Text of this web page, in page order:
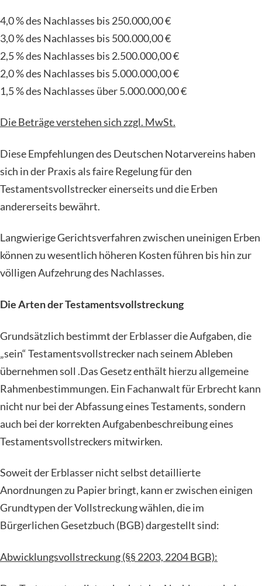
4,0 % des Nachlasses bis 250.000,00 €
3,0 % des Nachlasses bis 500.000,00 €
2,5 % des Nachlasses bis 2.500.000,00 €
2,0 % des Nachlasses bis 5.000.000,00 €
1,5 % des Nachlasses über 5.000.000,00 €
Die Beträge verstehen sich zzgl. MwSt.
Diese Empfehlungen des Deutschen Notarvereins haben
sich in der Praxis als faire Regelung für den
Testamentsvollstrecker einerseits und die Erben
andererseits bewährt.
Langwierige Gerichtsverfahren zwischen uneinigen Erben
können zu wesentlich höheren Kosten führen bis hin zur
völligen Aufzehrung des Nachlasses.
Die Arten der Testamentsvollstreckung
Grundsätzlich bestimmt der Erblasser die Aufgaben, die
„sein“ Testamentsvollstrecker nach seinem Ableben
übernehmen soll .Das Gesetz enthält hierzu allgemeine
Rahmenbestimmungen. Ein Fachanwalt für Erbrecht kann
nicht nur bei der Abfassung eines Testaments, sondern
auch bei der korrekten Aufgabenbeschreibung eines
Testamentsvollstreckers mitwirken.
Soweit der Erblasser nicht selbst detaillierte
Anordnungen zu Papier bringt, kann er zwischen einigen
Grundtypen der Vollstreckung wählen, die im
Bürgerlichen Gesetzbuch (BGB) dargestellt sind:
Abwicklungsvollstreckung (§§ 2203, 2204 BGB):